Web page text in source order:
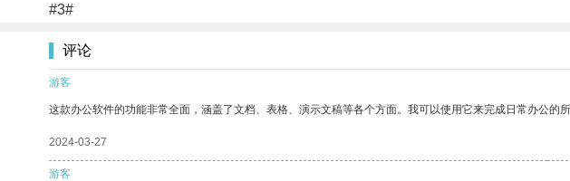
#3#
评论
游客
这款办公软件的功能非常全面，涵盖了文档、表格、演示文稿等各个方面。我可以使用它来完成日常办公的所
2024-03-27
游客